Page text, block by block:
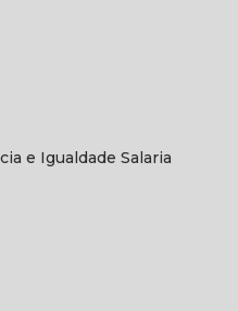
e Igualdade Salaria